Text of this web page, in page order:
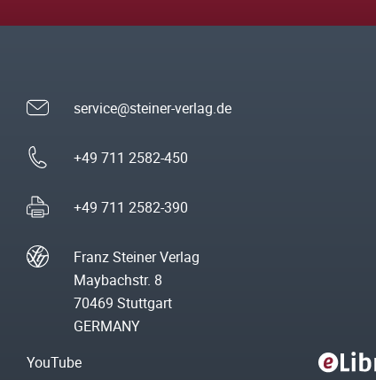
service@steiner-verlag.de
+49 711 2582-450
+49 711 2582-390
Franz Steiner Verlag
Maybachstr. 8
70469 Stuttgart
GERMANY
YouTube